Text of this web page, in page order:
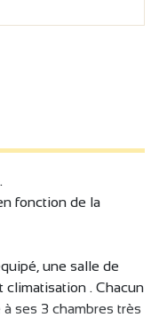
fonction de la
une salle de
climatisation . Chacun
ses 3 chambres très